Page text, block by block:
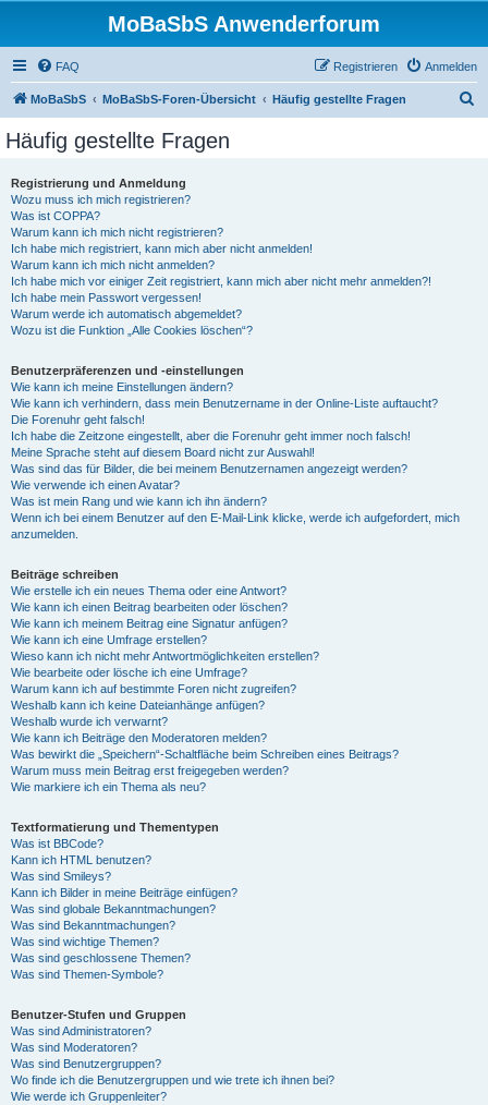
MoBaSbS Anwenderforum
FAQ Anmelden
Registrieren
MoBaSbS MoBaSbS-Foren-Übersicht Häufig gestellte Fragen
Häufig gestellte Fragen
Registrierung und Anmeldung
Wozu muss ich mich registrieren?
Was ist COPPA?
Warum kann ich mich nicht registrieren?
Ich habe mich registriert, kann mich aber nicht anmelden!
Warum kann ich mich nicht anmelden?
Ich habe mich vor einiger Zeit registriert, kann mich aber nicht mehr anmelden?!
Ich habe mein Passwort vergessen!
Warum werde ich automatisch abgemeldet?
Wozu ist die Funktion „Alle Cookies löschen“?
Benutzerpräferenzen und -einstellungen
Wie kann ich meine Einstellungen ändern?
Wie kann ich verhindern, dass mein Benutzername in der Online-Liste auftaucht?
Die Forenuhr geht falsch!
Ich habe die Zeitzone eingestellt, aber die Forenuhr geht immer noch falsch!
Meine Sprache steht auf diesem Board nicht zur Auswahl!
Was sind das für Bilder, die bei meinem Benutzernamen angezeigt werden?
Wie verwende ich einen Avatar?
Was ist mein Rang und wie kann ich ihn ändern?
Wenn ich bei einem Benutzer auf den E-Mail-Link klicke, werde ich aufgefordert, mich
anzumelden.
Beiträge schreiben
Wie erstelle ich ein neues Thema oder eine Antwort?
Wie kann ich einen Beitrag bearbeiten oder löschen?
Wie kann ich meinem Beitrag eine Signatur anfügen?
Wie kann ich eine Umfrage erstellen?
Wieso kann ich nicht mehr Antwortmöglichkeiten erstellen?
Wie bearbeite oder lösche ich eine Umfrage?
Warum kann ich auf bestimmte Foren nicht zugreifen?
Weshalb kann ich keine Dateianhänge anfügen?
Weshalb wurde ich verwarnt?
Wie kann ich Beiträge den Moderatoren melden?
Was bewirkt die „Speichern“-Schaltfläche beim Schreiben eines Beitrags?
Warum muss mein Beitrag erst freigegeben werden?
Wie markiere ich ein Thema als neu?
Textformatierung und Thementypen
Was ist BBCode?
Kann ich HTML benutzen?
Was sind Smileys?
Kann ich Bilder in meine Beiträge einfügen?
Was sind globale Bekanntmachungen?
Was sind Bekanntmachungen?
Was sind wichtige Themen?
Was sind geschlossene Themen?
Was sind Themen-Symbole?
Benutzer-Stufen und Gruppen
Was sind Administratoren?
Was sind Moderatoren?
Was sind Benutzergruppen?
Wo finde ich die Benutzergruppen und wie trete ich ihnen bei?
Wie werde ich Gruppenleiter?